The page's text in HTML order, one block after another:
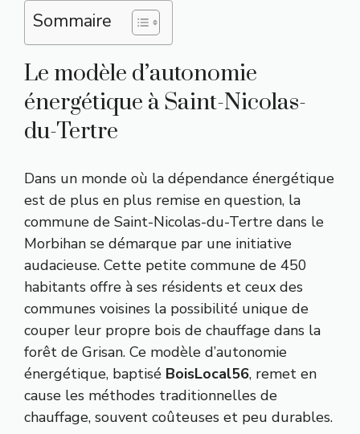
Sommaire
Le modèle d’autonomie
énergétique à Saint-Nicolas-
du-Tertre
Dans un monde où la dépendance énergétique
est de plus en plus remise en question, la
commune de Saint-Nicolas-du-Tertre dans le
Morbihan se démarque par une initiative
audacieuse. Cette petite commune de 450
habitants offre à ses résidents et ceux des
communes voisines la possibilité unique de
couper leur propre bois de chauffage dans la
forêt de Grisan. Ce modèle d’autonomie
énergétique, baptisé BoisLocal56, remet en
cause les méthodes traditionnelles de
chauffage, souvent coûteuses et peu durables.